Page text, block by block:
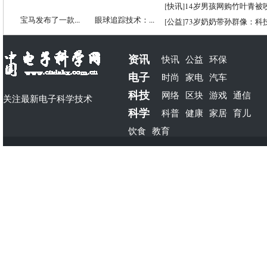
宝马发布了一款... 眼球追踪技术：...
[快讯]14岁男孩网购竹叶青被
[公益]73岁奶奶带孙群像：科
关注最新电子科学技术
资讯 快讯 公益 环保
电子 时尚 家电 汽车
科技 网络 区块 游戏 通信
科学 科普 健康 家居 育儿
饮食 教育